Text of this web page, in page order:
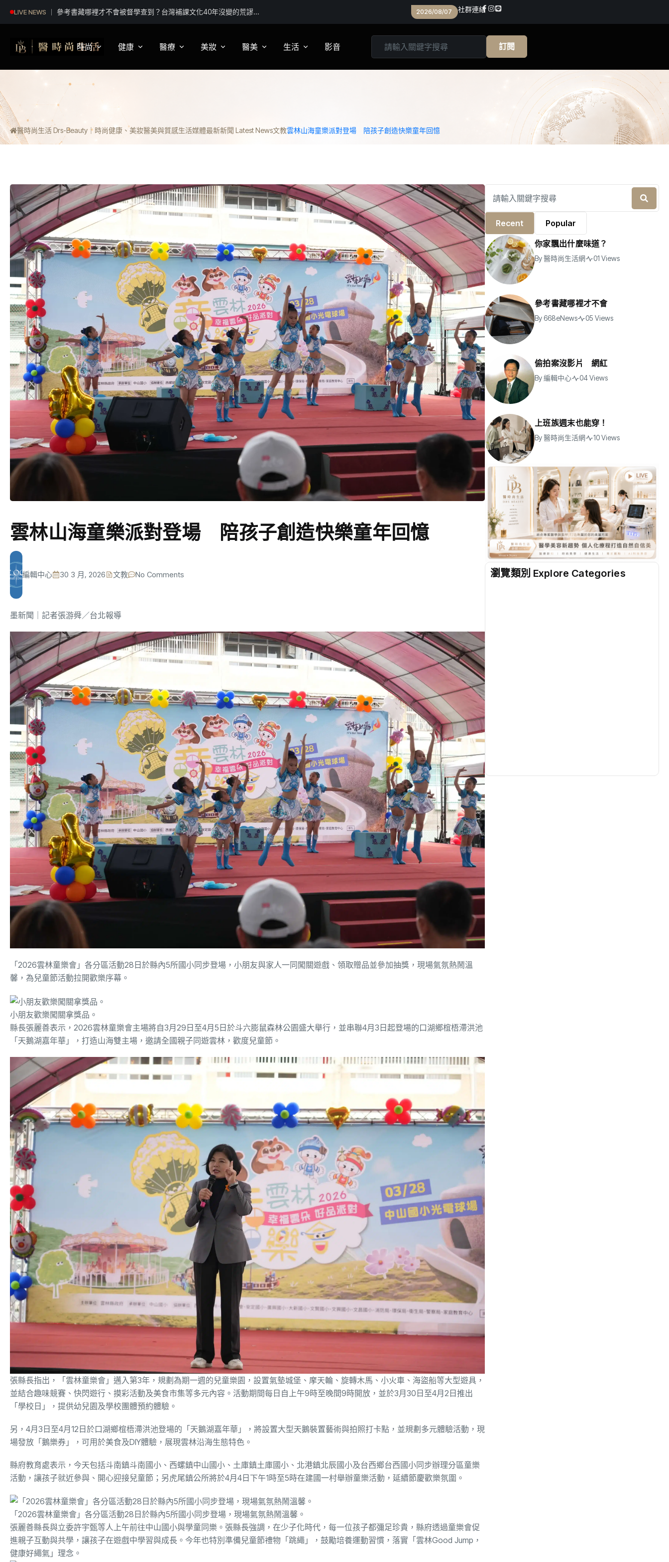
LIVE NEWS 偷拍案沒影片 網紅律師喊都提告 法界：須具備侵權要件 2026/08/07 社群連結
時尚
影視娛樂
潮流趨勢
流行文化
健康
營養
醫療
醫師訪談
美妝
專家建議
醫美
醫美實測
生活
旅遊
親子文教
影音 訂閱
醫時尚生活 Drs-Beauty｜時尚健康、美妝醫美與質感生活媒體最新新聞 Latest News文教雲林山海童樂派對登場 陪孩子創造快樂童年回憶
雲林山海童樂派對登場 陪孩子創造快樂童年回憶
編輯中心 30 3 月, 2026 文教 No Comments
墨新聞 ｜記者張游舜／台北報導
「2026雲林童樂會」各分區活動28日於縣內5所國小同步登場，小朋友與家人一同闖關遊戲、領取贈品並參加抽獎，現場氣氛熱鬧溫
馨，為兒童節活動拉開歡樂序幕。
小朋友歡樂闖關拿獎品。
縣長張麗善表示，2026雲林童樂會主場將自3月29日至4月5日於斗六膨鼠森林公園盛大舉行，並串聯4月3日起登場的口湖鄉椬梧滯洪池
「天鵝湖嘉年華」，打造山海雙主場，邀請全國親子同遊雲林，歡度兒童節。
張縣長指出，「雲林童樂會」邁入第3年，規劃為期一週的兒童樂園，設置氣墊城堡、摩天輪、旋轉木馬、小火車、海盜船等大型遊具，
並結合趣味競賽、快閃遊行、摸彩活動及美食市集等多元內容。活動期間每日自上午9時至晚間9時開放，並於3月30日至4月2日推出
「學校日」，提供幼兒園及學校團體預約體驗。
另，4月3日至4月12日於口湖鄉椬梧滯洪池登場的「天鵝湖嘉年華」，將設置大型天鵝裝置藝術與拍照打卡點，並規劃多元體驗活動，現
場發放「鵝樂券」，可用於美食及DIY體驗，展現雲林沿海生態特色。
縣府教育處表示，今天包括斗南鎮斗南國小、西螺鎮中山國小、土庫鎮土庫國小、北港鎮北辰國小及台西鄉台西國小同步辦理分區童樂
活動，讓孩子就近參與、開心迎接兒童節；另虎尾鎮公所將於4月4日下午1時至5時在建國一村舉辦童樂活動，延續節慶歡樂氛圍。
「2026雲林童樂會」各分區活動28日於縣內5所國小同步登場，現場氣氛熱鬧溫馨。
張麗善縣長與立委許宇甄等人上午前往中山國小與學童同樂。張縣長強調，在少子化時代，每一位孩子都彌足珍貴，縣府透過童樂會促
進親子互動與共學，讓孩子在遊戲中學習與成長。今年也特別準備兒童節禮物「跳繩」，鼓勵培養運動習慣，落實「雲林Good Jump，
健康好繩氣」理念。
Recent Popular
你家飄出什麼味道？
By醫時尚生活網 01 Views
參考書藏哪裡才不會
By668eNews 05 Views
偷拍案沒影片 網紅
By編輯中心 04 Views
上班族週末也能穿！
By醫時尚生活網 10 Views
瀏覽類別 Explore Categories